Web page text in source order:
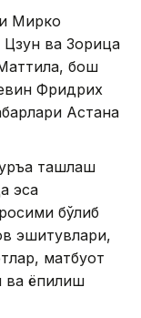
Мирко
ва Зорица
бош
Фридрих
Астана
ташлаш
эса
бўлиб
эшитувлари,
матбуот
ва ёпилиш